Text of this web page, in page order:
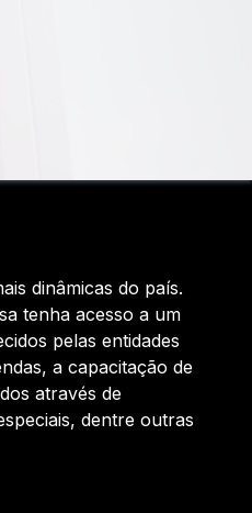
dinâmicas do país.
tenha acesso a um
pelas entidades
a capacitação de
através de
dentre outras